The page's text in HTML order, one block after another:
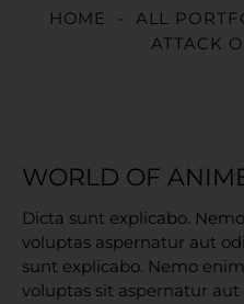
HOME ALL
ATTACK
WORLD OF
Dicta sunt explicabo.
voluptas aspernatur aut
sunt explicabo. Nemo
voluptas sit aspernatur aut